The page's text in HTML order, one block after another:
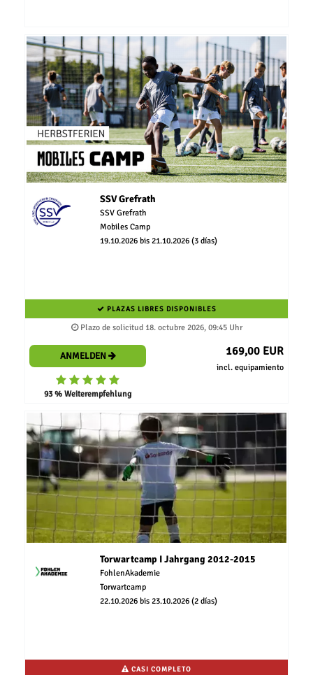
SSV Grefrath
SSV Grefrath
Mobiles Camp
19.10.2026 bis 21.10.2026 (3 días)
PLAZAS LIBRES DISPONIBLES
Plazo de solicitud 18. octubre 2026, 09:45 Uhr
ANMELDEN
93 % Weiterempfehlung
169,00 EUR
incl. equipamiento
Torwartcamp I Jahrgang 2012-2015
FohlenAkademie
Torwartcamp
22.10.2026 bis 23.10.2026 (2 días)
CASI COMPLETO